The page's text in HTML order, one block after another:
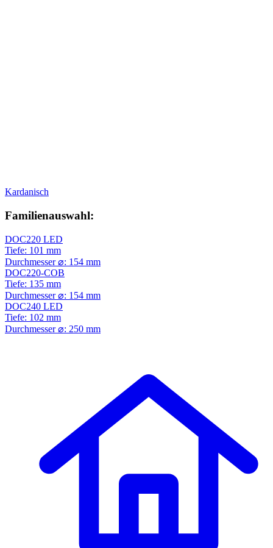
Kardanisch
Familienauswahl:
DOC220 LED
Tiefe: 101 mm
Durchmesser ⌀: 154 mm
DOC220-COB
Tiefe: 135 mm
Durchmesser ⌀: 154 mm
DOC240 LED
Tiefe: 102 mm
Durchmesser ⌀: 250 mm